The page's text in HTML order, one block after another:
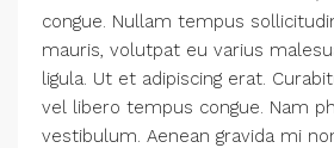
congue. Nullam tempus
mauris, volutpat eu varius
ligula. Ut et adipiscing erat.
vel libero tempus congue. Nam
vestibulum. Aenean gravida mi